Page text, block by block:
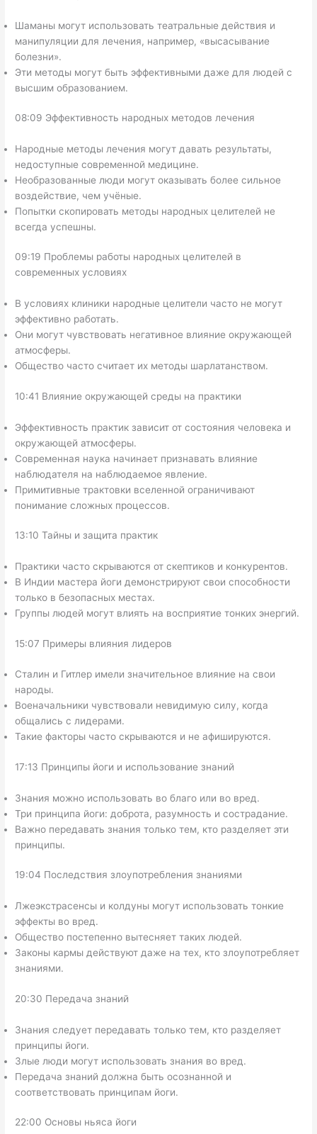
Шаманы могут использовать театральные действия и
манипуляции для лечения, например, «высасывание
болезни».
Эти методы могут быть эффективными даже для людей с
высшим образованием.
08:09 Эффективность народных методов лечения
Народные методы лечения могут давать результаты,
недоступные современной медицине.
Необразованные люди могут оказывать более сильное
воздействие, чем учёные.
Попытки скопировать методы народных целителей не
всегда успешны.
09:19 Проблемы работы народных целителей в
современных условиях
В условиях клиники народные целители часто не могут
эффективно работать.
Они могут чувствовать негативное влияние окружающей
атмосферы.
Общество часто считает их методы шарлатанством.
10:41 Влияние окружающей среды на практики
Эффективность практик зависит от состояния человека и
окружающей атмосферы.
Современная наука начинает признавать влияние
наблюдателя на наблюдаемое явление.
Примитивные трактовки вселенной ограничивают
понимание сложных процессов.
13:10 Тайны и защита практик
Практики часто скрываются от скептиков и конкурентов.
В Индии мастера йоги демонстрируют свои способности
только в безопасных местах.
Группы людей могут влиять на восприятие тонких энергий.
15:07 Примеры влияния лидеров
Сталин и Гитлер имели значительное влияние на свои
народы.
Военачальники чувствовали невидимую силу, когда
общались с лидерами.
Такие факторы часто скрываются и не афишируются.
17:13 Принципы йоги и использование знаний
Знания можно использовать во благо или во вред.
Три принципа йоги: доброта, разумность и сострадание.
Важно передавать знания только тем, кто разделяет эти
принципы.
19:04 Последствия злоупотребления знаниями
Лжеэкстрасенсы и колдуны могут использовать тонкие
эффекты во вред.
Общество постепенно вытесняет таких людей.
Законы кармы действуют даже на тех, кто злоупотребляет
знаниями.
20:30 Передача знаний
Знания следует передавать только тем, кто разделяет
принципы йоги.
Злые люди могут использовать знания во вред.
Передача знаний должна быть осознанной и
соответствовать принципам йоги.
22:00 Основы ньяса йоги